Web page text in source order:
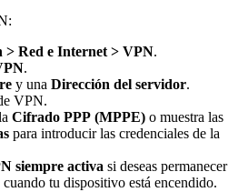
> Red e Internet > VPN.
.
y una Dirección del servidor.
VPN.
Cifrado PPP (MPPE) o muestra las
para introducir las credenciales de la
siempre activa si deseas permanecer
tu dispositivo está encendido.